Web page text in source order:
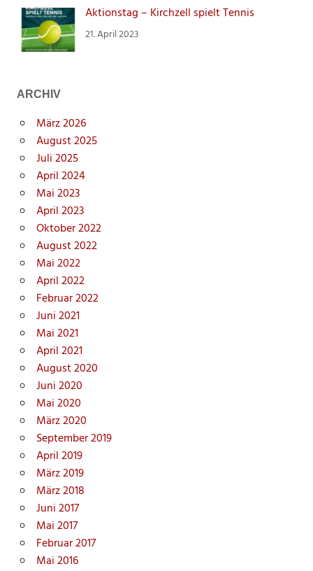
Aktionstag – Kirchzell spielt Tennis
21. April 2023
ARCHIV
März 2026
August 2025
Juli 2025
April 2024
Mai 2023
April 2023
Oktober 2022
August 2022
Mai 2022
April 2022
Februar 2022
Juni 2021
Mai 2021
April 2021
August 2020
Juni 2020
Mai 2020
März 2020
September 2019
April 2019
März 2019
März 2018
Juni 2017
Mai 2017
Februar 2017
Mai 2016